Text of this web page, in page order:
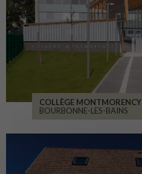
COLLÈGE MONTMORENCY
BOURBONNE-LES-BAINS